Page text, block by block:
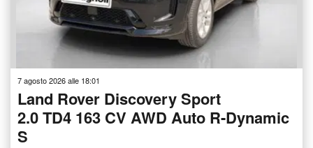
7 agosto 2026 alle 18:01
Land Rover Discovery Sport
2.0 TD4 163 CV AWD Auto R-Dynamic
S